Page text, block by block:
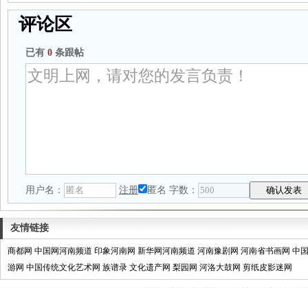
评论区
已有 0 条跟帖
用户名： 注册 匿名 字数：
友情链接
商都网 中国网河南频道 印象河南网 新华网河南频道 河南豫剧网 河南省书画网 中
游网 中国传统文化艺术网 族谱录 文化遗产网 梨园网 河洛大鼓网 剪纸皮影迷网